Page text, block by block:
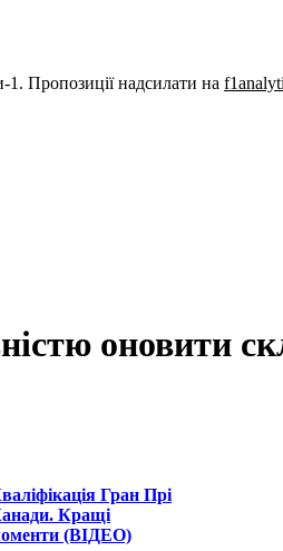
1. Пропозиції надсилати на
оновити
Гран Прі
Кращі
(ВІДЕО)